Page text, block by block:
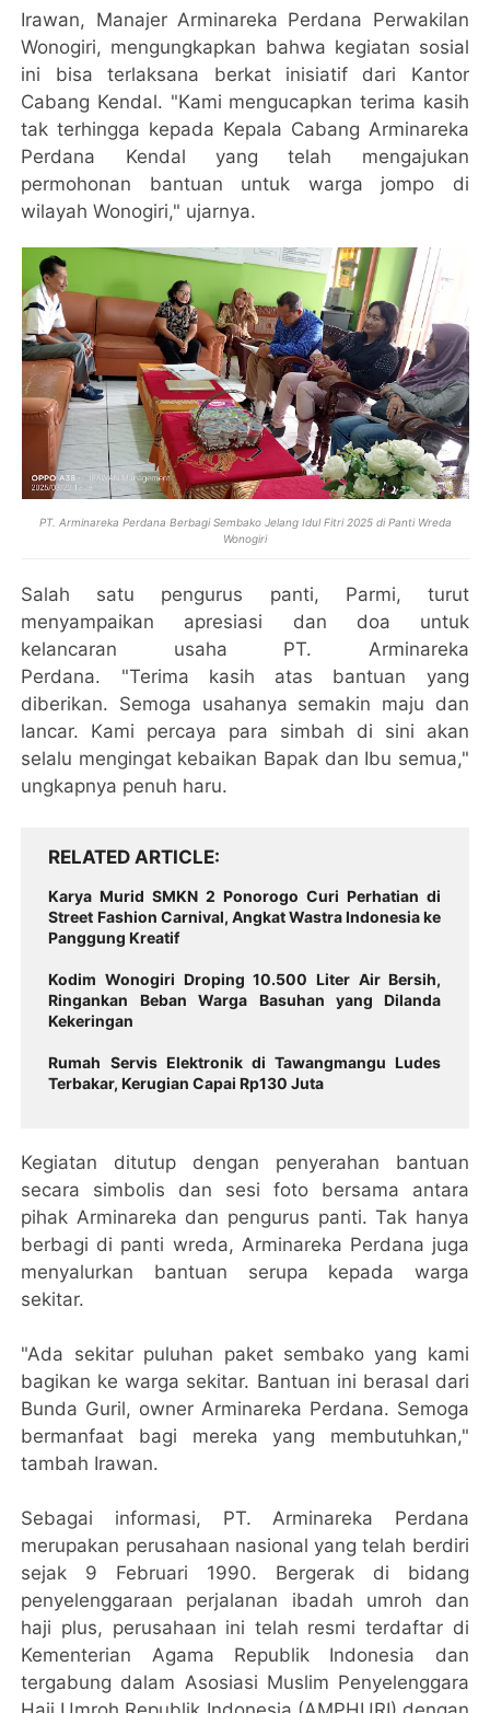
Irawan, Manajer Arminareka Perdana Perwakilan
Wonogiri, mengungkapkan bahwa kegiatan sosial
ini bisa terlaksana berkat inisiatif dari Kantor
Cabang Kendal. "Kami mengucapkan terima kasih
tak terhingga kepada Kepala Cabang Arminareka
Perdana Kendal yang telah mengajukan
permohonan bantuan untuk warga jompo di
wilayah Wonogiri," ujarnya.
PT. Arminareka Perdana Berbagi Sembako Jelang Idul Fitri 2025 di Panti Wreda
Wonogiri
Salah satu pengurus panti, Parmi, turut
menyampaikan apresiasi dan doa untuk
kelancaran usaha PT. Arminareka
Perdana. "Terima kasih atas bantuan yang
diberikan. Semoga usahanya semakin maju dan
lancar. Kami percaya para simbah di sini akan
selalu mengingat kebaikan Bapak dan Ibu semua,"
ungkapnya penuh haru.
RELATED ARTICLE
Karya Murid SMKN 2 Ponorogo Curi Perhatian di
Street Fashion Carnival, Angkat Wastra Indonesia ke
Panggung Kreatif
Kodim Wonogiri Droping 10.500 Liter Air Bersih,
Ringankan Beban Warga Basuhan yang Dilanda
Kekeringan
Rumah Servis Elektronik di Tawangmangu Ludes
Terbakar, Kerugian Capai Rp130 Juta
Kegiatan ditutup dengan penyerahan bantuan
secara simbolis dan sesi foto bersama antara
pihak Arminareka dan pengurus panti.Tak hanya
berbagi di panti wreda, Arminareka Perdana juga
menyalurkan bantuan serupa kepada warga
sekitar.
"Ada sekitar puluhan paket sembako yang kami
bagikan ke warga sekitar. Bantuan ini berasal dari
Bunda Guril, owner Arminareka Perdana. Semoga
bermanfaat bagi mereka yang membutuhkan,"
tambah Irawan.
Sebagai informasi, PT. Arminareka Perdana
merupakan perusahaan nasional yang telah berdiri
sejak 9 Februari 1990. Bergerak di bidang
penyelenggaraan perjalanan ibadah umroh dan
haji plus, perusahaan ini telah resmi terdaftar di
Kementerian Agama Republik Indonesia dan
tergabung dalam Asosiasi Muslim Penyelenggara